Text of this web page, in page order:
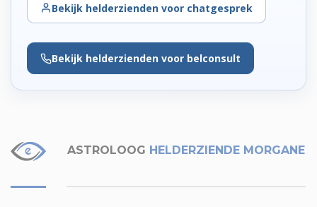
Bekijk helderzienden voor chatgesprek
Bekijk helderzienden voor belconsult
ASTROLOOG HELDERZIENDE MORGANE